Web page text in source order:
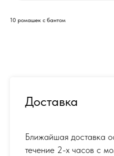
10 ромашек с бантом
Доставка
Ближайшая доставка
течение 2-х часов с